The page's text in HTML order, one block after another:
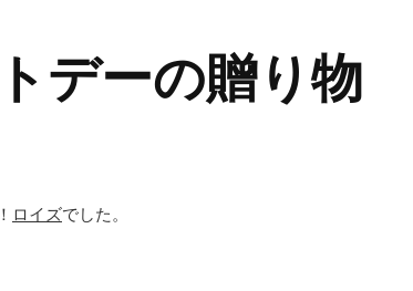
デーの贈り物
ロイズでした。